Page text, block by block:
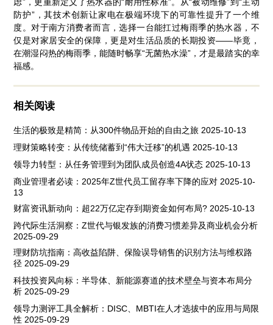
防护”，其技术创新让家电在极端环境下的可靠性提升了一个维
度。对于南方消费者而言，选择一台能扛过梅雨季的热水器，不
仅是对家居安全的保障，更是对生活品质的长期投资——毕竟，
在潮湿闷热的梅雨季，能随时畅享“无菌热水澡”，才是最踏实的幸
福感。
相关阅读
生活的极致是精简：从300件物品开始的自由之旅 2025-10-13
理财策略转变：从传统储蓄到“伟大迁移”的机遇 2025-10-13
领导力转型：从任务管理到为团队成员创造4A状态 2025-10-13
商业管理者必读：2025年Z世代员工留存率下降的应对 2025-10-
13
财富资讯新动向：超22万亿定存到期资金如何布局? 2025-10-13
跨代际生活洞察：Z世代与银发族的消费习惯差异及商业机会分析
2025-09-29
理财防坑指南：高收益陷阱、保险误导销售的识别方法与维权路
径 2025-09-29
科技投资风向标：半导体、新能源赛道的技术壁垒与资本布局分
析 2025-09-29
领导力测评工具全解析：DISC、MBTI在人才选拔中的应用与局限
性 2025-09-29